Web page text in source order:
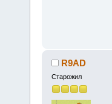
R9AD
Старожил